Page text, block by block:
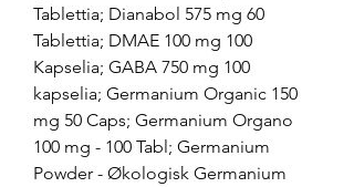
Tablettia; Dianabol 575 mg 60
Tablettia; DMAE 100 mg 100
Kapselia; GABA 750 mg 100
kapselia; Germanium Organic 150
mg 50 Caps; Germanium Organo
100 mg - 100 Tabl; Germanium
Powder - Økologisk Germanium